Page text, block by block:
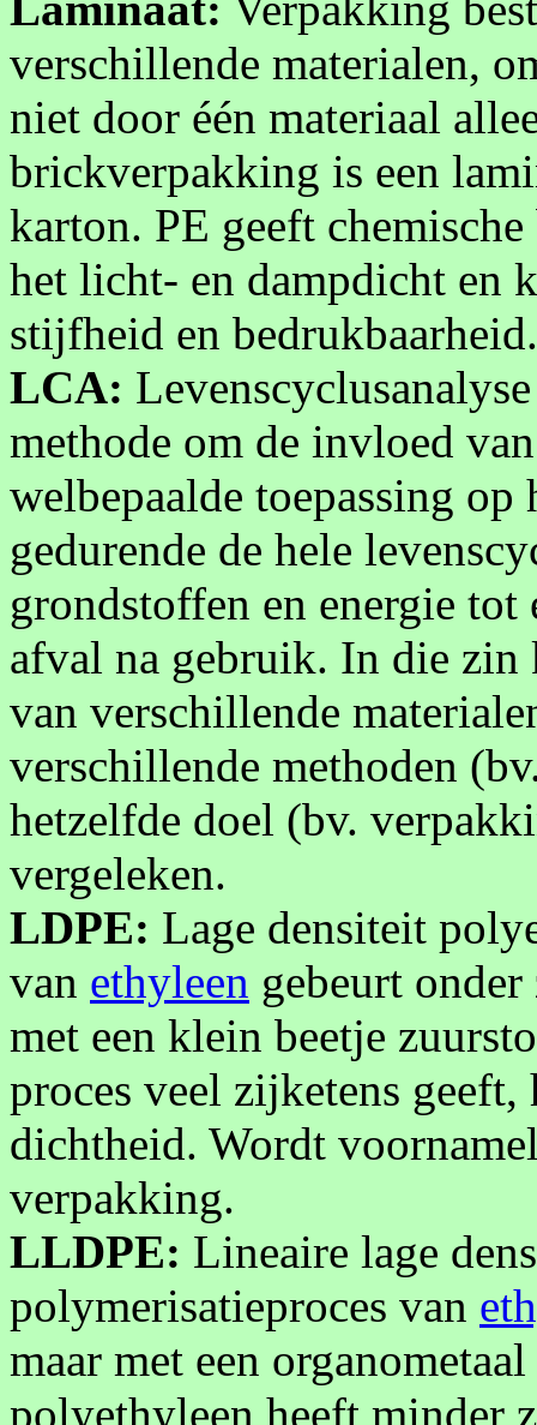
verschillende materialen,
niet door één materiaal
brickverpakking is een
karton. PE geeft
het licht- en dampdicht en
stijfheid en bedrukbaarheid.
LCA:
methode om de invloed
welbepaalde toepassing
gedurende de hele
grondstoffen en energie
afval na gebruik. In die
van verschillende
verschillende methoden
hetzelfde doel (bv.
vergeleken.
LDPE: Lage densiteit
van ethyleen gebeurt
met een klein beetje
proces veel zijketens
dichtheid. Wordt
verpakking.
LLDPE: Lineaire lage
polymerisatieproces van
maar met een
polyethyleen heeft minder